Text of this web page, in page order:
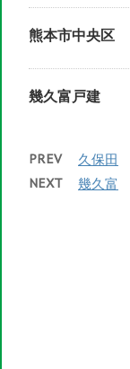
熊本市中央区
幾久富戸建
PREV 久保田
NEXT 幾久富